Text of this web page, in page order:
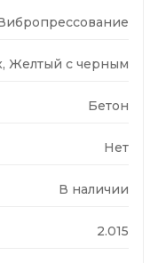
Желтый с черным
Бетон
Нет
В наличии
2.015